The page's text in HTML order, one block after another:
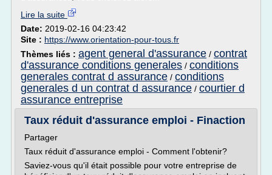
Lire la suite
Date: 2019-02-16 04:23:42
Site : https://www.orientation-pour-tous.fr
Thèmes liés : agent general d'assurance / contrat
d'assurance conditions generales / conditions
generales contrat d assurance / conditions
generales d un contrat d assurance / courtier d
assurance entreprise
Taux réduit d'assurance emploi - Finaction
Partager
Taux réduit d'assurance emploi - Comment l'obtenir?
Saviez-vous qu'il était possible pour votre entreprise de